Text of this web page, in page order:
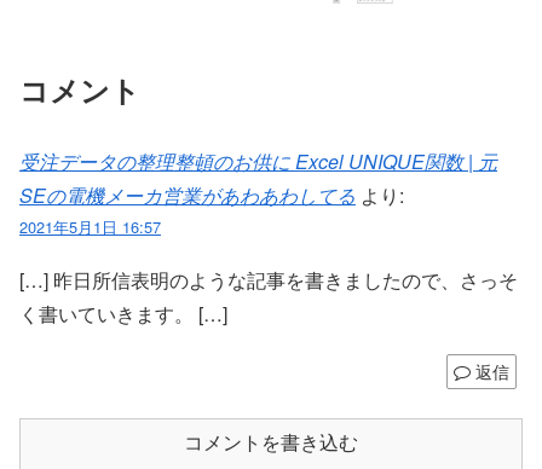
コメント
受注データの整理整頓のお供に Excel UNIQUE関数 | 元
SEの電機メーカ営業があわあわしてる より:
2021年5月1日 16:57
[…] 昨日所信表明のような記事を書きましたので、さっそ
く書いていきます。 […]
返信
コメントを書き込む